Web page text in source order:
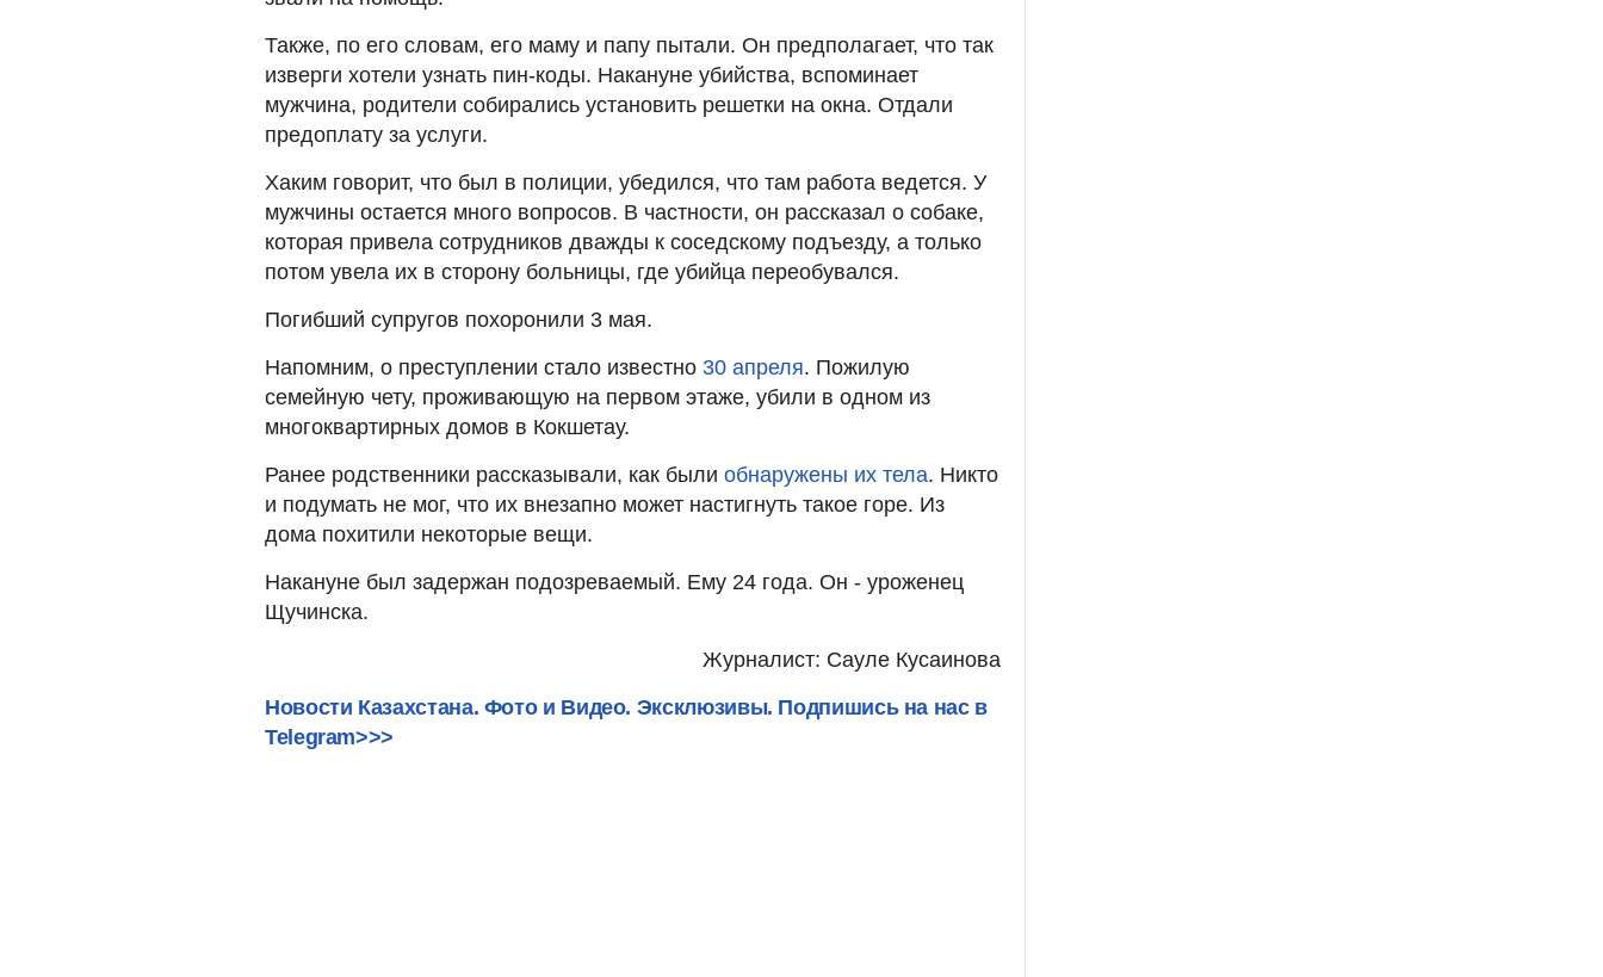
Также, по его словам, его маму и папу пытали. Он предполагает, что так
изверги хотели узнать пин-коды. Накануне убийства, вспоминает
мужчина, родители собирались установить решетки на окна. Отдали
предоплату за услуги.
Хаким говорит, что был в полиции, убедился, что там работа ведется. У
мужчины остается много вопросов. В частности, он рассказал о собаке,
которая привела сотрудников дважды к соседскому подъезду, а только
потом увела их в сторону больницы, где убийца переобувался.
Погибший супругов похоронили 3 мая.
Напомним, о преступлении стало известно 30 апреля. Пожилую
семейную чету, проживающую на первом этаже, убили в одном из
многоквартирных домов в Кокшетау.
Ранее родственники рассказывали, как были обнаружены их тела. Никто
и подумать не мог, что их внезапно может настигнуть такое горе. Из
дома похитили некоторые вещи.
Накануне был задержан подозреваемый. Ему 24 года. Он - уроженец
Щучинска.
Журналист: Сауле Кусаинова
Новости Казахстана. Фото и Видео. Эксклюзивы. Подпишись на нас в
Telegram>>>